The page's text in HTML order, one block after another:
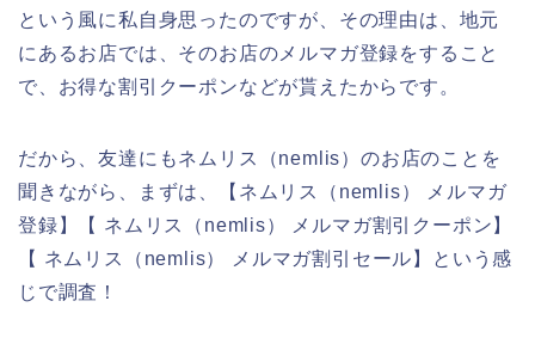
という風に私自身思ったのですが、その理由は、地元
にあるお店では、そのお店のメルマガ登録をすること
で、お得な割引クーポンなどが貰えたからです。
だから、友達にもネムリス（nemlis）のお店のことを
聞きながら、まずは、【ネムリス（nemlis） メルマガ
登録】【 ネムリス（nemlis） メルマガ割引クーポン】
【 ネムリス（nemlis） メルマガ割引セール】という感
じで調査！